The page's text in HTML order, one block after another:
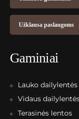
Užklausa paslaugoms
Gaminiai
Lauko dailylentės
Vidaus
Terasinės lentos